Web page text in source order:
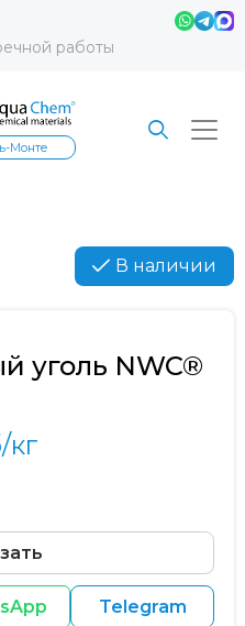
работы
Монте
В наличии
уголь NWC®
кг
Telegram